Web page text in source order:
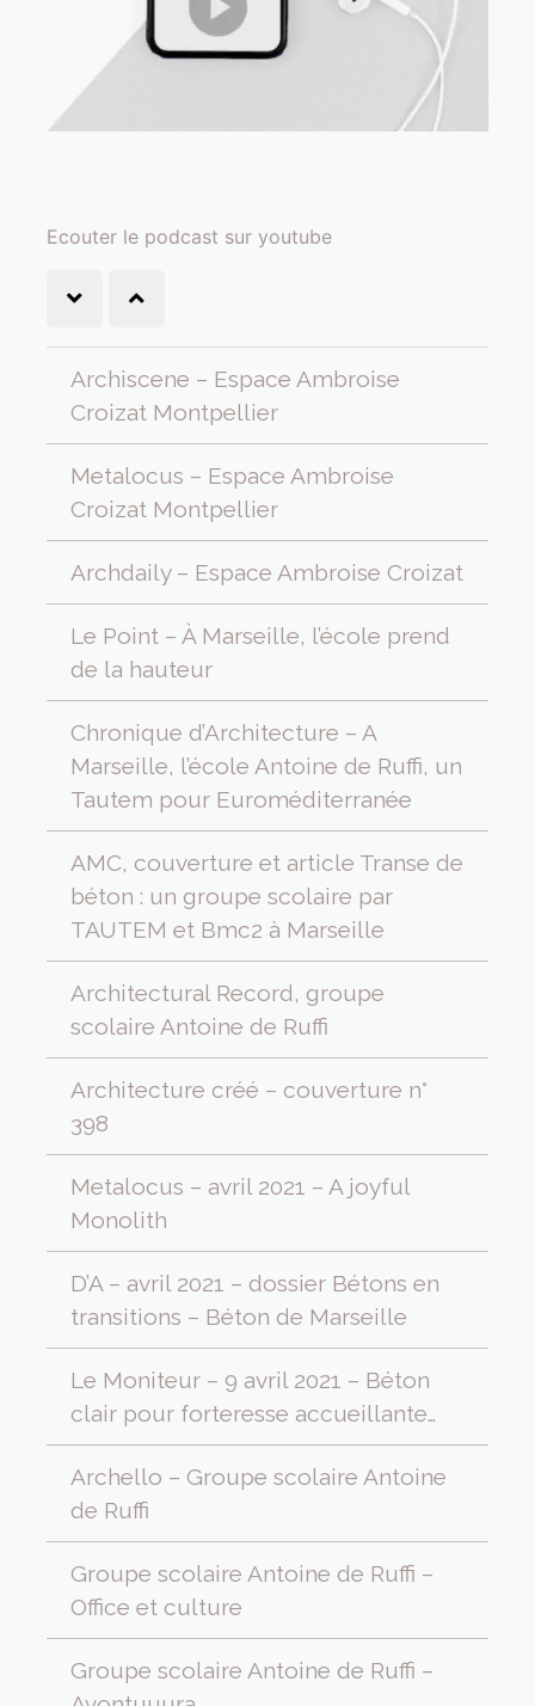
Ecouter le podcast sur youtube
Archiscene – Espace Ambroise
Croizat Montpellier
Metalocus – Espace Ambroise
Croizat Montpellier
Archdaily – Espace Ambroise Croizat
Le Point – À Marseille, l’école prend
de la hauteur
Chronique d’Architecture – A
Marseille, l’école Antoine de Ruffi, un
Tautem pour Euroméditerranée
AMC, couverture et article Transe de
béton : un groupe scolaire par
TAUTEM et Bmc2 à Marseille
Architectural Record, groupe
scolaire Antoine de Ruffi
Architecture créé – couverture n°
398
Metalocus – avril 2021 – A joyful
Monolith
D’A – avril 2021 – dossier Bétons en
transitions – Béton de Marseille
Le Moniteur – 9 avril 2021 – Béton
clair pour forteresse accueillante…
Archello – Groupe scolaire Antoine
de Ruffi
Groupe scolaire Antoine de Ruffi –
Office et culture
Groupe scolaire Antoine de Ruffi –